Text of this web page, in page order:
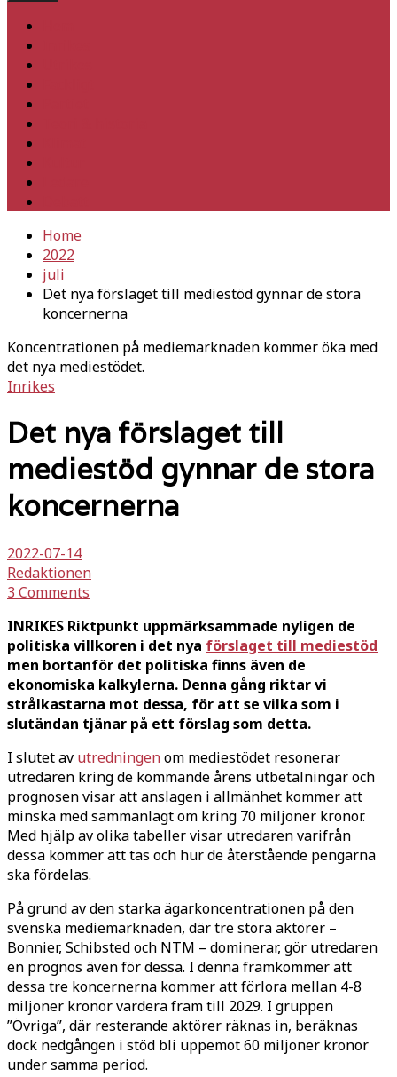
Home
2022
juli
Det nya förslaget till mediestöd gynnar de stora
koncernerna
Koncentrationen på mediemarknaden kommer öka med
det nya mediestödet.
Inrikes
Det nya förslaget till
mediestöd gynnar de stora
koncernerna
2022-07-14
Redaktionen
3 Comments
INRIKES Riktpunkt uppmärksammade nyligen de
politiska villkoren i det nya förslaget till mediestöd
men bortanför det politiska finns även de
ekonomiska kalkylerna. Denna gång riktar vi
strålkastarna mot dessa, för att se vilka som i
slutändan tjänar på ett förslag som detta.
I slutet av utredningenom mediestödet resonerar
utredaren kring de kommande årens utbetalningar och
prognosen visar att anslagen i allmänhet kommer att
minska med sammanlagt om kring 70 miljoner kronor.
Med hjälp av olika tabeller visar utredaren varifrån
dessa kommer att tas och hur de återstående pengarna
ska fördelas.
På grund av den starka ägarkoncentrationen på den
svenska mediemarknaden, där tre stora aktörer –
Bonnier, Schibsted och NTM – dominerar, gör utredaren
en prognos även för dessa. I denna framkommer att
dessa tre koncernerna kommer att förlora mellan 4-8
miljoner kronor vardera fram till 2029. I gruppen
”Övriga”, där resterande aktörer räknas in, beräknas
dock nedgången i stöd bli uppemot 60 miljoner kronor
under samma period.